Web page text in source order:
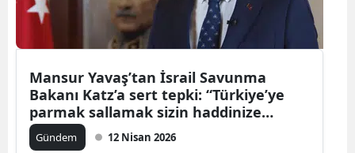
Mansur Yavaş’tan İsrail Savunma
Bakanı Katz’a sert tepki: “Türkiye’ye
parmak sallamak sizin haddinize
değildir”
Gündem 12 Nisan 2026